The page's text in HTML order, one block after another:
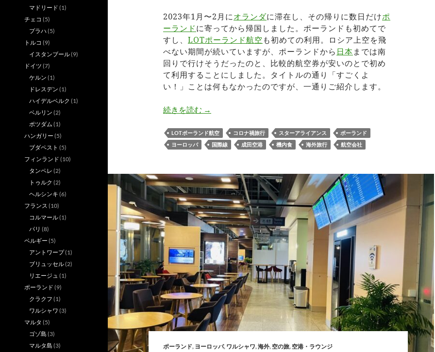
2023年1月〜2月にオランダに滞在し、その帰りに数日だけポ
ーランドに寄ってから帰国しました。ポーランドも初めてで
すし、 LOTポーランド航空 も初めての利用。ロシア上空を飛
べない期間が続いていますが、ポーランドから 日本までは南
回りで行けそうだったのと、比較的航空券が安いのとで初め
て利用することにしました。タイトルの通り「すごくよ
い！」ことは何もなかったのですが、一通りご紹介します。
続きを読む LOTポーランド航空エコノミークラス搭乗記｜安いが機内食は微妙
→
LOTポーランド航空 コロナ禍旅行 スターアライアンス
ポーランド
ヨーロッパ
国際線 成田空港 機内食 海外旅行 航空会社
ポーランド, ヨーロッパ, ワルシャワ,海外, 空の旅, 空港・ラウンジ
マドリード (1)
チェコ (5)
プラハ(5)
トルコ (9)
イスタンブール(9)
ドイツ (7)
ケルン (1)
ドレスデン (1)
ハイデルベルク (1)
ベルリン (2)
ポツダム (1)
ハンガリー (5)
ブダペスト (5)
フィンランド (10)
タンペレ (2)
トゥルク (2)
ヘルシンキ (6)
フランス (10)
コルマール(1)
パリ (8)
ベルギー (5)
アントワープ(1)
ブリュッセル(2)
リエージュ (1)
ポーランド (9)
クラクフ (1)
ワルシャワ (3)
マルタ (5)
ゴゾ島 (3)
マルタ島 (3)